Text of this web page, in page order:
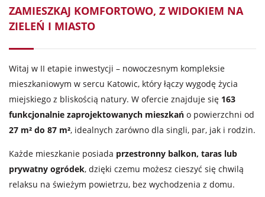
ZAMIESZKAJ KOMFORTOWO, Z WIDOKIEM NA
ZIELEŃ I MIASTO
Witaj w II etapie inwestycji – nowoczesnym kompleksie
mieszkaniowym w sercu Katowic, który łączy wygodę życia
miejskiego z bliskością natury. W ofercie znajduje się 163
funkcjonalnie zaprojektowanych mieszkań o powierzchni od
27 m² do 87 m², idealnych zarówno dla singli, par, jak i rodzin.
Każde mieszkanie posiada przestronny balkon, taras lub
prywatny ogródek, dzięki czemu możesz cieszyć się chwilą
relaksu na świeżym powietrzu, bez wychodzenia z domu.